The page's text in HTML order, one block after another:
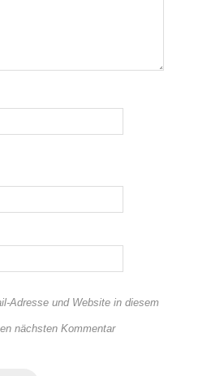
Adresse und Website in diesem
nächsten Kommentar